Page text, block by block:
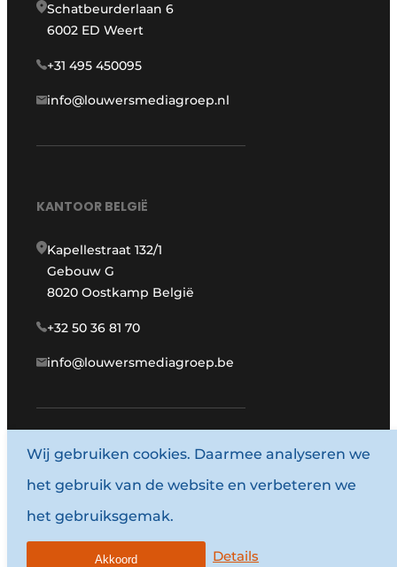
Schatbeurderlaan 6
6002 ED Weert
+31 495 450095
info@louwersmediagroep.nl
KANTOOR BELGIË
Kapellestraat 132/1
Gebouw G
8020 Oostkamp België
+32 50 36 81 70
info@louwersmediagroep.be
www.louwersmediagroep.com
© 1987 - 2026 Louwersmediagroep.
Algemene voorwaarden
Wij gebruiken cookies. Daarmee analyseren we
het gebruik van de website en verbeteren we
het gebruiksgemak.
Details
Akkoord